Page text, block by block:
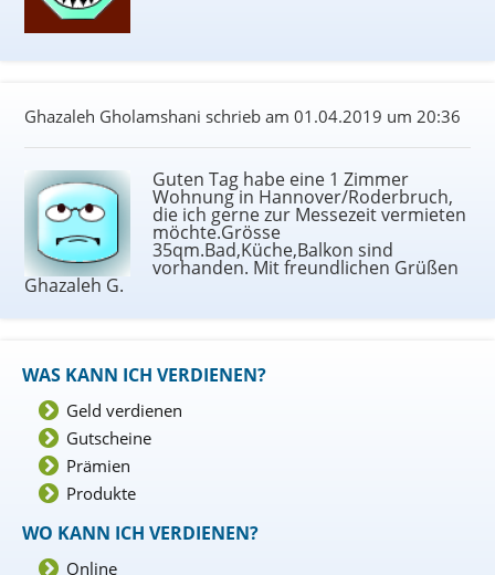
Ghazaleh Gholamshani schrieb am 01.04.2019 um 20:36
Guten Tag habe eine 1 Zimmer
Wohnung in Hannover/Roderbruch,
die ich gerne zur Messezeit vermieten
möchte.Grösse
35qm.Bad,Küche,Balkon sind
vorhanden. Mit freundlichen Grüßen
Ghazaleh G.
WAS KANN ICH VERDIENEN?
Geld verdienen
Gutscheine
Prämien
Produkte
WO KANN ICH VERDIENEN?
Online